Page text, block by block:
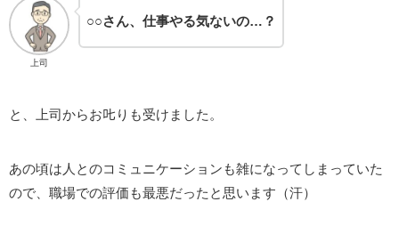
上司
○○さん、仕事やる気ないの…？
と、上司からお𠮟りも受けました。
あの頃は人とのコミュニケーションも雑になってしまっていた
ので、職場での評価も最悪だったと思います（汗）